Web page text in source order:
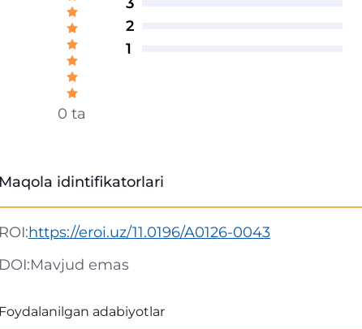
0 ta
2
1
Maqola idintifikatorlari
ROI:https://eroi.uz/11.0196/A0126-0043
DOI:Mavjud emas
Foydalanilgan adabiyotlar